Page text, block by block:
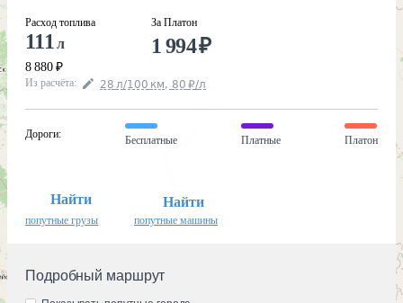
Расход топлива
111 л
8 880 ₽
За Платон
1 994₽
Из расчёта: 28 л/100 км, 80 ₽/л
Дороги:
Бесплатные Платные Платон
Найти
попутные грузы
Найти
попутные машины
Подробный маршрут